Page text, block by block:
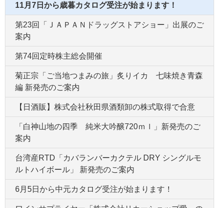
11月7日から歳暮カタログ受注が始まります！
第23回「ＪＡＰＡＮドラッグストアショー」出展のご
案内
第74回定時株主総会開催
菊正宗「ご当地つまみの旅」炙りイカ 七味焼き青森
編 新発売のご案内
【日酒販】株式会社秋田県酒類卸の株式取得で合意
「白神山地の四季 純米大吟醸720ｍｌ」新発売のご
案内
台湾産RTD「カバランバーカクテル DRY シングルモ
ルトハイボール」 新発売のご案内
6月5日から中元カタログ受注が始まります！